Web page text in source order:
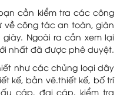
cần kiểm tra các công
về công tác an toàn, giàn
Ngoài ra cần xem lại
nhất đã được phê duyệt.
như các chủng loại dây
kế, bản vẽ.thiết kế, bố trí